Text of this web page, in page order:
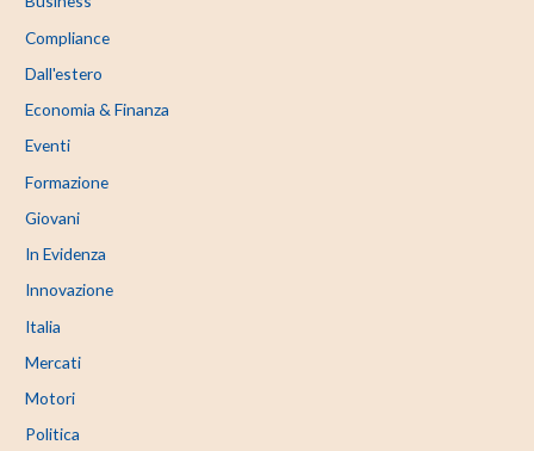
Compliance
Dall'estero
Economia & Finanza
Eventi
Formazione
Giovani
In Evidenza
Innovazione
Italia
Mercati
Motori
Politica